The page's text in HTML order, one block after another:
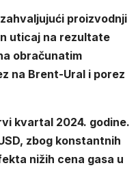
proizvodnji
uticaj na rezultate
obračunatim
na Brent-Ural i porez
kvartal 2024. godine.
zbog konstantnih
nižih cena gasa u